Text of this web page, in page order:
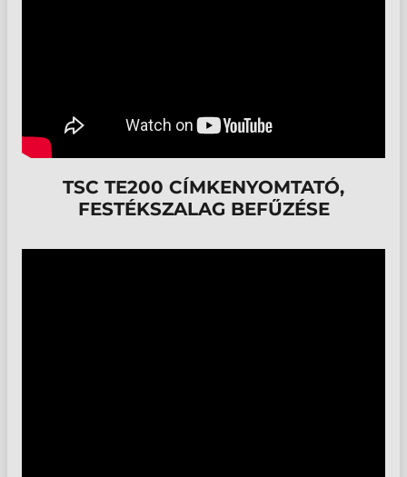
TSC TE200 CÍMKENYOMTATÓ,
FESTÉKSZALAG BEFŰZÉSE